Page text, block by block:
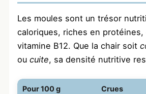
Les moules sont un trésor
caloriques, riches en
vitamine B12. Que la chair soit
ou cuite, sa densité nutritive
Pour 100 g Crues